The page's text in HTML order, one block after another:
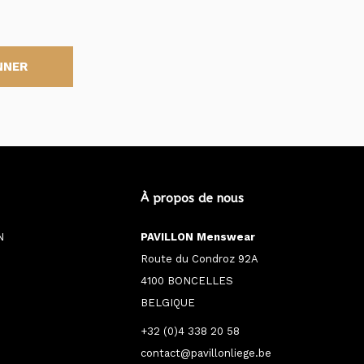
À propos de nous
PAVILLON Menswear
Route du Condroz 92A
4100 BONCELLES
BELGIQUE
+32 (0)4 338 20 58
contact@pavillonliege.be